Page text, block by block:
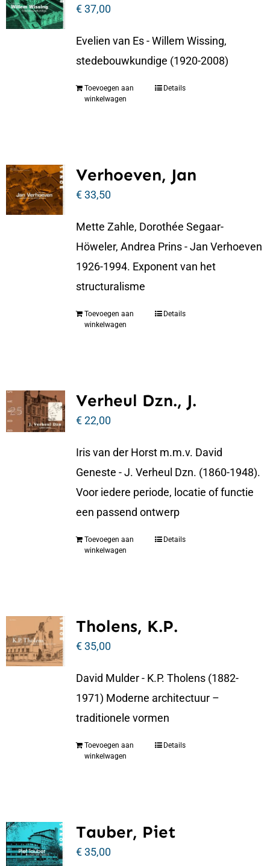
€37,00
Evelien van Es - Willem Wissing,
stedebouwkundige (1920-2008)
Toevoegen aan
winkelwagen
Details
Verhoeven, Jan
€33,50
Mette Zahle, Dorothée Segaar-
Höweler, Andrea Prins - Jan Verhoeven
1926-1994. Exponent van het
structuralisme
Toevoegen aan
winkelwagen
Details
Verheul Dzn., J.
€22,00
Iris van der Horst m.m.v. David
Geneste - J. Verheul Dzn. (1860-1948).
Voor iedere periode, locatie of functie
een passend ontwerp
Toevoegen aan
winkelwagen
Details
Tholens, K.P.
€35,00
David Mulder - K.P. Tholens (1882-
1971) Moderne architectuur –
traditionele vormen
Toevoegen aan
winkelwagen
Details
Tauber, Piet
€35,00